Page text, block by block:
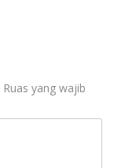
Ruas yang wajib